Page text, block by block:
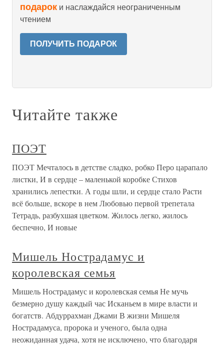
подарок и наслаждайся неограниченным
чтением
ПОЛУЧИТЬ ПОДАРОК
Читайте также
ПОЭТ
ПОЭТ Мечталось в детстве сладко, робко Перо царапало
листки, И в сердце – маленькой коробке Стихов
хранились лепестки. А годы шли, и сердце стало Расти
всё больше, вскоре в нем Любовью первой трепетала
Тетрадь, разбухшая цветком. Жилось легко, жилось
беспечно, И новые
Мишель Нострадамус и
королевская семья
Мишель Нострадамус и королевская семья Не мучь
безмерно душу каждый час Исканьем в мире власти и
богатств. Абдуррахман Джами В жизни Мишеля
Нострадамуса, пророка и ученого, была одна
неожиданная удача, хотя не исключено, что благодаря